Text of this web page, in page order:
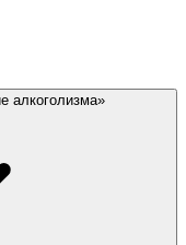
алкоголизма»